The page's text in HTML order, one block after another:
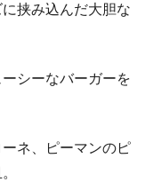
挟み込んだ大胆な
シーなバーガーを
ネ、ピーマンのピ